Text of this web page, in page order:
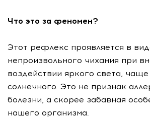
Что это за феномен?
Этот рефлекс проявляется в
непроизвольного чихания при
воздействии яркого света, чаще
солнечного. Это не признак
болезни, а скорее забавная
нашего организма.